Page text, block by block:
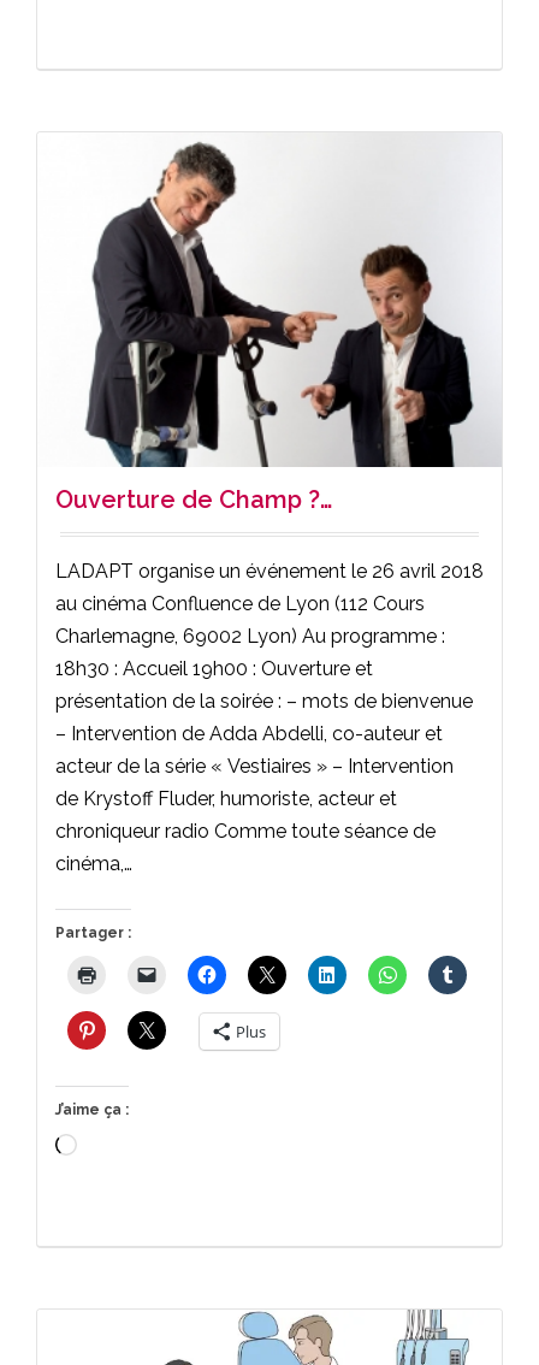
Ouverture de Champ ?…
LADAPT organise un événement le 26 avril 2018
au cinéma Confluence de Lyon (112 Cours
Charlemagne, 69002 Lyon) Au programme :
18h30 : Accueil 19h00 : Ouverture et
présentation de la soirée : – mots de bienvenue
– Intervention de Adda Abdelli, co-auteur et
acteur de la série « Vestiaires » – Intervention
de Krystoff Fluder, humoriste, acteur et
chroniqueur radio Comme toute séance de
cinéma,…
Partager :
Plus
J’aime ça :
Chargement…